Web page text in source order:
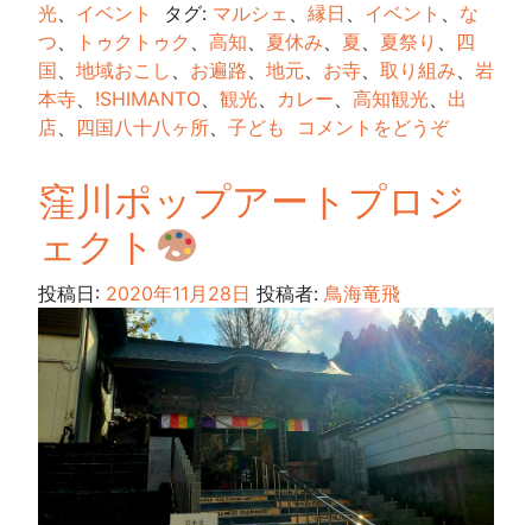
光、 イベント タグ: マルシェ 、 縁日 、 イベント 、 な
つ、 トゥクトゥク 、 高知、 夏休み、 夏、 夏祭り 、 四
国、 地域おこし 、 お遍路、 地元、 お寺、 取り組み、 岩
本寺、 !SHIMANTO、 観光、 カレー、 高知観光、 出
店、 四国八十八ヶ所、 子ども コメントをどうぞ
窪川ポップアートプロジ
ェクト
投稿日: 2020年11月28日 投稿者: 鳥海竜飛